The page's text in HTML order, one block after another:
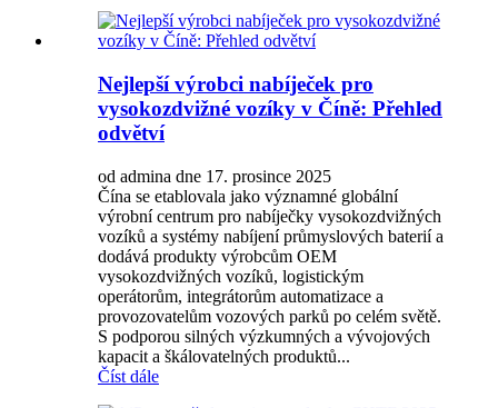
Nejlepší výrobci nabíječek pro
vysokozdvižné vozíky v Číně: Přehled
odvětví
od admina dne 17. prosince 2025
Čína se etablovala jako významné globální
výrobní centrum pro nabíječky vysokozdvižných
vozíků a systémy nabíjení průmyslových baterií a
dodává produkty výrobcům OEM
vysokozdvižných vozíků, logistickým
operátorům, integrátorům automatizace a
provozovatelům vozových parků po celém světě.
S podporou silných výzkumných a vývojových
kapacit a škálovatelných produktů...
Číst dále